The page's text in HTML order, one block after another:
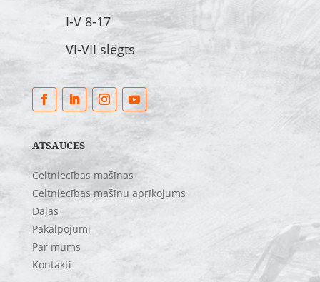
I-V 8-17
VI-VII slēgts
ATSAUCES
Celtniecības mašīnas
Celtniecības mašīnu aprīkojums
Daļas
Pakalpojumi
Par mums
Kontakti